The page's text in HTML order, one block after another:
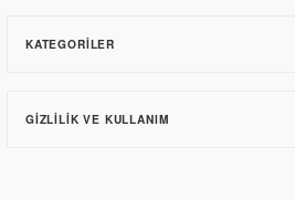
KATEGORILER
GIZLILIK VE KULLANIM